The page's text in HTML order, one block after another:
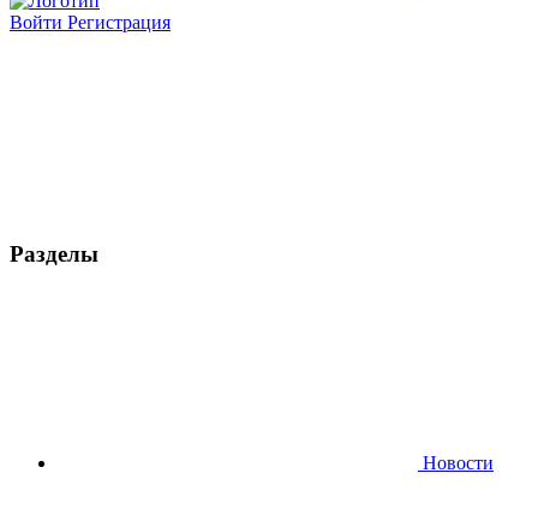
Войти Регистрация
Разделы
Новости